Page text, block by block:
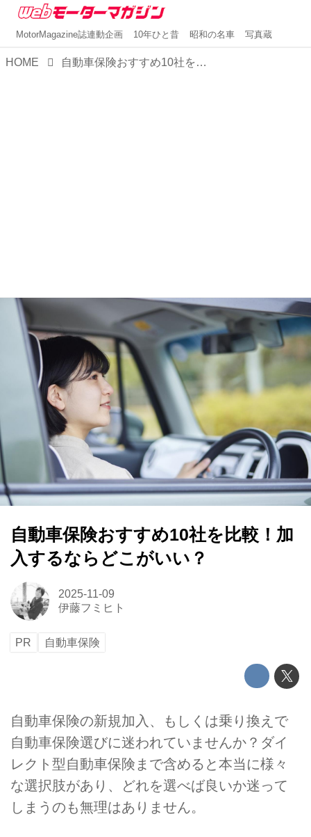
MotorMagazine誌連動企画 10年ひと昔 昭和の名車 写真蔵
HOME 自動車保険おすすめ10社を比較！加入するならどこがいい？
自動車保険おすすめ10社を比較！加
入するならどこがいい？
2025-11-09
伊藤フミヒト
PR 自動車保険
自動車保険の新規加入、もしくは乗り換えで
自動車保険選びに迷われていませんか？ダイ
レクト型自動車保険まで含めると本当に様々
な選択肢があり、どれを選べば良いか迷って
しまうのも無理はありません。